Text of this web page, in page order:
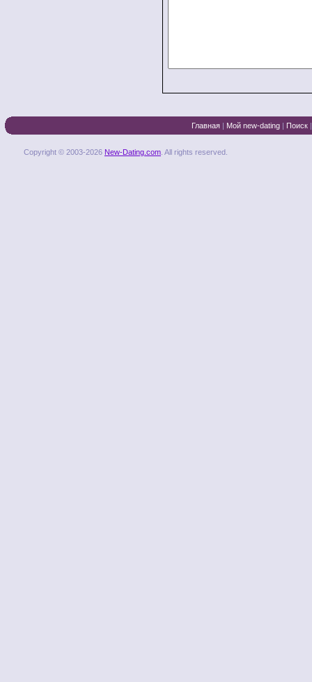
Главная | Мой new-dating | Поиск
Copyright © 2003-2026 New-Dating.com . All rights reserved.